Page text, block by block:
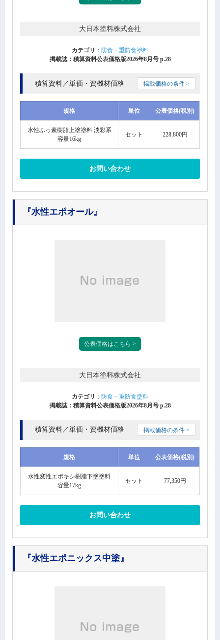
大日本塗料株式会社
カテゴリ ： 防食・重防食塗料
掲載誌：積算資料公表価格版2026年8月号 p.28
積算資料／単価・資機材価格 掲載価格の条件 >
規格 単位 公表価格(税別)
水性ふっ素樹脂上塗塗料 淡彩系
容量16kg
セット 228,800円
お問い合わせ
『水性エポオール』
公表価格はこちら >
大日本塗料株式会社
カテゴリ ： 防食・重防食塗料
掲載誌：積算資料公表価格版2026年8月号 p.28
積算資料／単価・資機材価格 掲載価格の条件 >
規格 単位 公表価格(税別)
水性変性エポキシ樹脂下塗塗料
容量17kg
セット 77,350円
お問い合わせ
『水性エポニックス中塗』